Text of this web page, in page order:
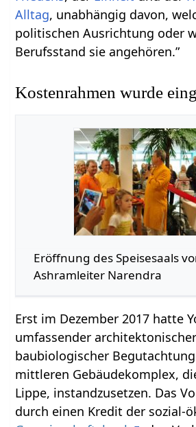
Alltag, unabhängig davon,
politischen Ausrichtung oder
Berufsstand sie angehören.”
Kostenrahmen wurde
Eröffnung des Speisesaals
Ashramleiter Narendra
Erst im Dezember 2017 hatte
umfassender
baubiologischer
mittleren Gebäudekomplex,
Lippe, instandzusetzen. Das
durch einen Kredit der sozial-